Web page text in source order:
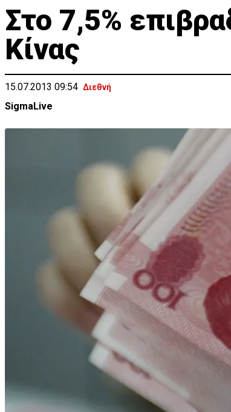
Στο 7,5%
Κίνας
15.07.2013 09:54 Διεθνή
SigmaLive